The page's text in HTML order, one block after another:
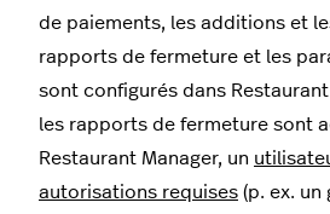
de paiements, les additions et
rapports de fermeture et les
sont configurés dans
les rapports de fermeture sont
Restaurant Manager, un
autorisations requises (p. ex. un